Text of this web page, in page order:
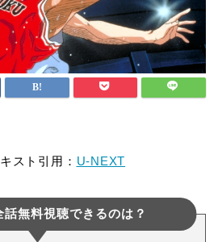
スト引用： U-NEXT
話無料視聴できるのは？